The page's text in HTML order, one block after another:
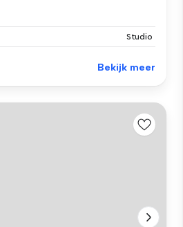
Studio
Bekijk meer